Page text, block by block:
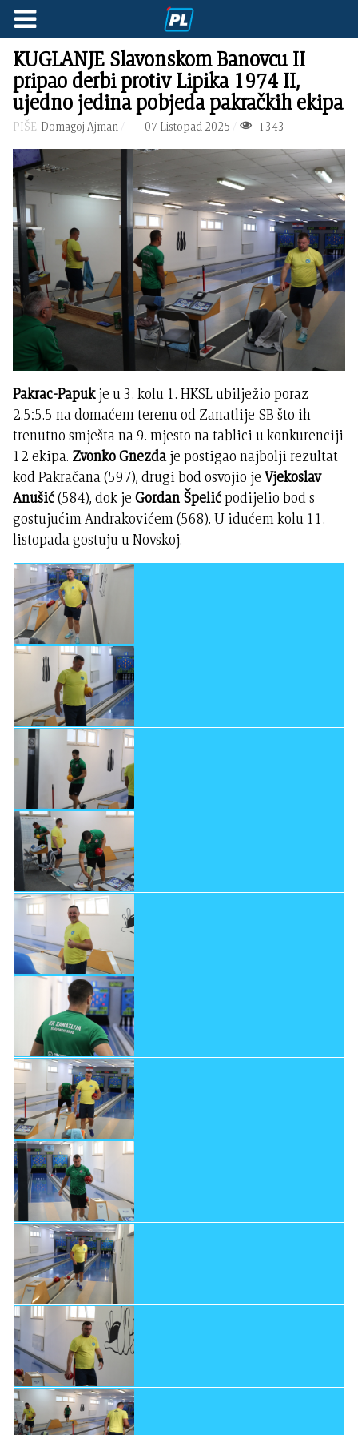
KUGLANJE Slavonskom Banovcu II
pripao derbi protiv Lipika 1974 II,
ujedno jedina pobjeda pakračkih ekipa
PIŠE: Domagoj Ajman 07 Listopad 2025 1343
Pakrac-Papukje u 3. kolu 1. HKSL ubilježio poraz
2.5:5.5 na domaćem terenu od Zanatlije SB što ih
trenutno smješta na 9. mjesto na tablici u konkurenciji
12 ekipa. Zvonko Gnezdaje postigao najbolji rezultat
kod Pakračana (597), drugi bod osvojio jeVjekoslav
Anušić(584), dok jeGordan Špelićpodijelio bod s
gostujućim Andrakovićem (568). U idućem kolu 11.
listopada gostuju u Novskoj.